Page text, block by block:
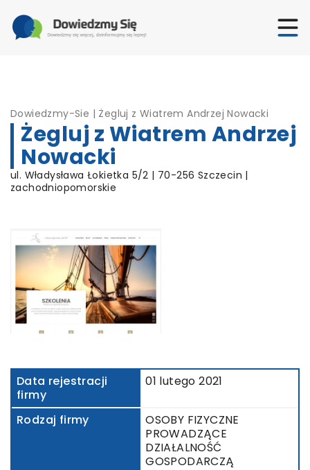
Dowiedzmy-Sie | Żegluj z Wiatrem Andrzej Nowacki
Żegluj z Wiatrem Andrzej
Nowacki
ul. Władysława Łokietka 5/2 | 70-256 Szczecin |
zachodniopomorskie
Data rejestracji
firmy
01 lutego 2021
Rodzaj firmy
OSOBY FIZYCZNE
PROWADZĄCE
DZIAŁALNOŚĆ
GOSPODARCZĄ